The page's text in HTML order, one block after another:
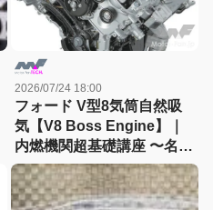
2026/07/24 18:00
フォード V型8気筒自然吸
気【V8 Boss Engine】｜
内燃機関超基礎講座 〜名作
エンジン図鑑